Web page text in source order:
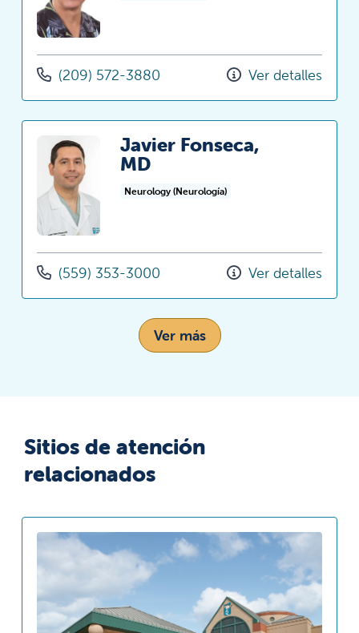
(209) 572-3880 Ver detalles
Javier Fonseca,
MD
Neurology (Neurología)
(559) 353-3000 Ver detalles
Ver más
Sitios de atención
relacionados